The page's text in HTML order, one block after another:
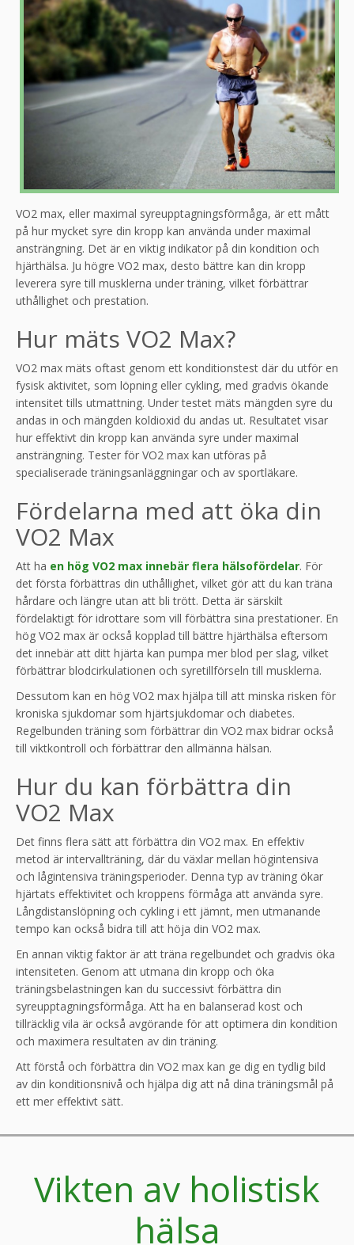
VO2 max, eller maximal syreupptagningsförmåga, är ett mått
på hur mycket syre din kropp kan använda under maximal
ansträngning. Det är en viktig indikator på din kondition och
hjärthälsa. Ju högre VO2 max, desto bättre kan din kropp
leverera syre till musklerna under träning, vilket förbättrar
uthållighet och prestation.
Hur mäts VO2 Max?
VO2 max mäts oftast genom ett konditionstest där du utför en
fysisk aktivitet, som löpning eller cykling, med gradvis ökande
intensitet tills utmattning. Under testet mäts mängden syre du
andas in och mängden koldioxid du andas ut. Resultatet visar
hur effektivt din kropp kan använda syre under maximal
ansträngning. Tester för VO2 max kan utföras på
specialiserade träningsanläggningar och av sportläkare.
Fördelarna med att öka din
VO2 Max
Att ha en hög VO2 max innebär flera hälsofördelar. För
det första förbättras din uthållighet, vilket gör att du kan träna
hårdare och längre utan att bli trött. Detta är särskilt
fördelaktigt för idrottare som vill förbättra sina prestationer. En
hög VO2 max är också kopplad till bättre hjärthälsa eftersom
det innebär att ditt hjärta kan pumpa mer blod per slag, vilket
förbättrar blodcirkulationen och syretillförseln till musklerna.
Dessutom kan en hög VO2 max hjälpa till att minska risken för
kroniska sjukdomar som hjärtsjukdomar och diabetes.
Regelbunden träning som förbättrar din VO2 max bidrar också
till viktkontroll och förbättrar den allmänna hälsan.
Hur du kan förbättra din
VO2 Max
Det finns flera sätt att förbättra din VO2 max. En effektiv
metod är intervallträning, där du växlar mellan högintensiva
och lågintensiva träningsperioder. Denna typ av träning ökar
hjärtats effektivitet och kroppens förmåga att använda syre.
Långdistanslöpning och cykling i ett jämnt, men utmanande
tempo kan också bidra till att höja din VO2 max.
En annan viktig faktor är att träna regelbundet och gradvis öka
intensiteten. Genom att utmana din kropp och öka
träningsbelastningen kan du successivt förbättra din
syreupptagningsförmåga. Att ha en balanserad kost och
tillräcklig vila är också avgörande för att optimera din kondition
och maximera resultaten av din träning.
Att förstå och förbättra din VO2 max kan ge dig en tydlig bild
av din konditionsnivå och hjälpa dig att nå dina träningsmål på
ett mer effektivt sätt.
Vikten av holistisk
hälsa